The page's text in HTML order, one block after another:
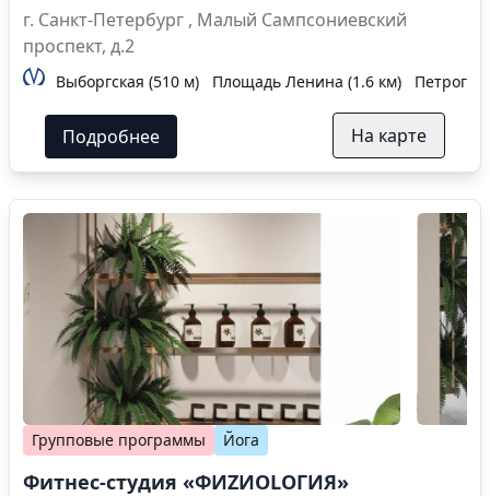
г. Санкт-Петербург , Малый Сампсониевский
проспект, д.2
Выборгская (510 м) Площадь Ленина (1.6 км)
Подробнее На карте
Групповые программы Йога
Фитнес-студия «ФИZИОLОГИЯ»